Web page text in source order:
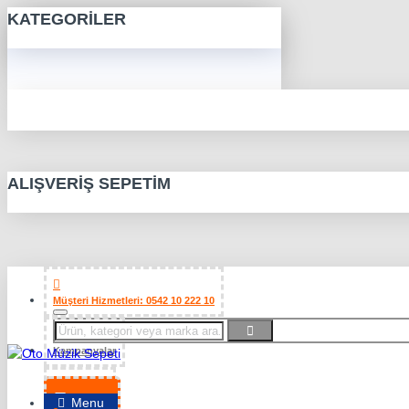
KATEGORILER
ALIŞVERIŞ SEPETIM
Müşteri Hizmetleri: 0542 10 222 10
Kampanyalar
Favorilerim
Menu